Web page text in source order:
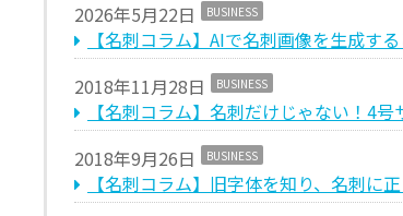
2026年5月22日 BUSINESS
【名刺コラム】AIで名刺画像を生成す
2018年11月28日
BUSINESS
【名刺コラム】名刺だけじゃない！4
2018年9月26日
BUSINESS
【名刺コラム】旧字体を知り、名刺に